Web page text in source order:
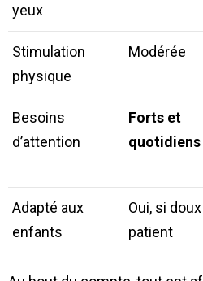
yeux
Stimulation
physique
Modérée
Besoins
d’attention
Forts et
quotidiens
Adapté aux
enfants
Oui, si
patient